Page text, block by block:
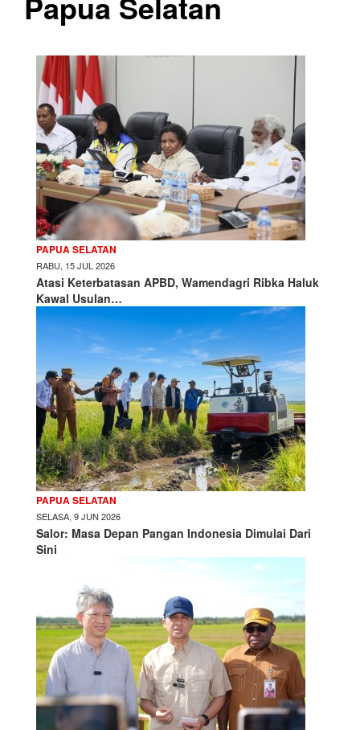
PAPUA SELATAN
RABU, 15 JUL 2026
Atasi Keterbatasan APBD, Wamendagri Ribka Haluk
Kawal Usulan…
PAPUA SELATAN
SELASA, 9 JUN 2026
Salor: Masa Depan Pangan Indonesia Dimulai Dari
Sini